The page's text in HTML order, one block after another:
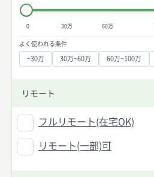
0 30万 60万
よく使われる条件
~30万 30万~60万 60万~100万
リモート
フルリモート(在宅OK)
リモート(一部)可